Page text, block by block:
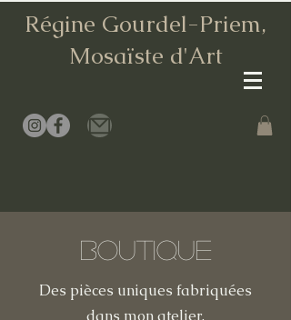
Régine Gourdel-Priem,
Mosaïste d'Art
Boutique
Des pièces uniques fabriquées
dans mon atelier.